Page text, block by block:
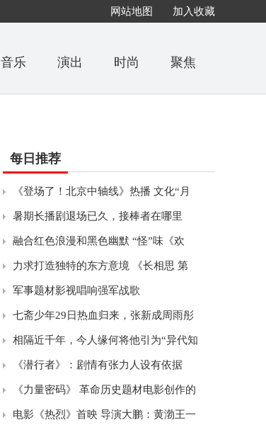
网站地图 加入收藏
音乐 演出 时尚 聚焦
每日推荐
《登场了！北京中轴线》热播 文化“月
暑期长播剧退场已久，接棒者在哪里
融合红色浪漫和黑色幽默 “怪”味《欢
力求打造独特的东方意境 《长相思 第
军事题材影视唱响强军战歌
七斋少年29日热血归来，张新成周雨彤
相隔近千年，今人缘何将他引为“异代知
《潜行者》：剧情有张力人设有依据
《力量密码》 革命历史题材电影创作的
电影《热烈》首映 导演大鹏：黄渤王一